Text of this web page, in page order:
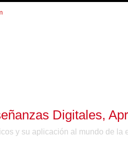
Digitales,
y su aplicación al mundo de la